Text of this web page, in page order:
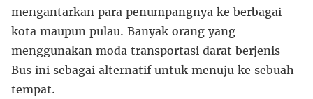
mengantarkan para penumpangnya ke berbagai
kota maupun pulau. Banyak orang yang
menggunakan moda transportasi darat berjenis
Bus ini sebagai alternatif untuk menuju ke sebuah
tempat.